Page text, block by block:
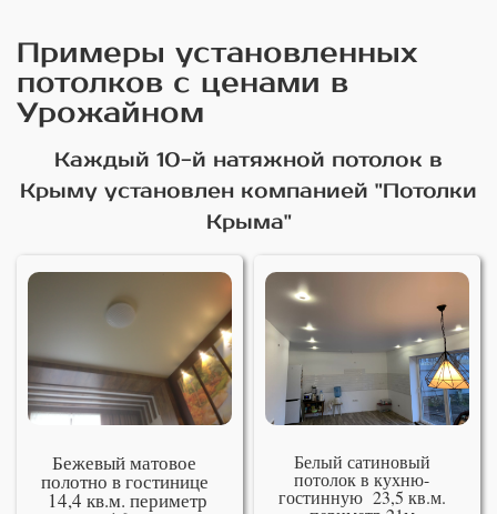
Примеры установленных
потолков с ценами в
Урожайном
Каждый 10-й натяжной потолок в
Крыму установлен компанией "Потолки
Крыма"
Бежевый матовое
полотно в гостинице
14,4 кв.м. периметр
Белый сатиновый
потолок в кухню-
гостинную 23,5 кв.м.